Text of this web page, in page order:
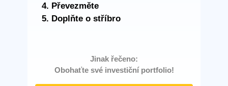
Převezměte
Doplňte o stříbro
Jinak řečeno:
Obohaťte své investiční portfolio!